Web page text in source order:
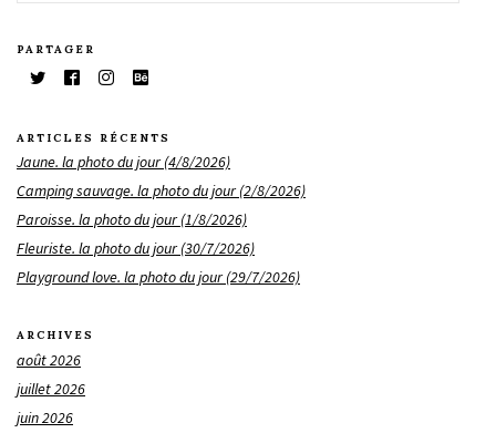
PARTAGER
ARTICLES RÉCENTS
Jaune. la photo du jour (4/8/2026)
Camping sauvage. la photo du jour (2/8/2026)
Paroisse. la photo du jour (1/8/2026)
Fleuriste. la photo du jour (30/7/2026)
Playground love. la photo du jour (29/7/2026)
ARCHIVES
août 2026
juillet 2026
juin 2026